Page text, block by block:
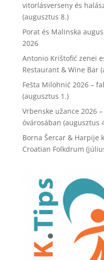
vitorlásverseny és
(augusztus 8.)
Porat és Malinska
2026
Antonio Krištofić zenei
Restaurant & Wine Bar
Fešta Milohnić 2026 –
(augusztus 1.)
Vrbenske užance 2026
óvárosában (augusztus
Borna Šercar & Harpije
Croatian Folkdrum